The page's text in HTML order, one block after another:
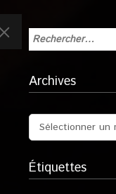
Archives
Étiquettes